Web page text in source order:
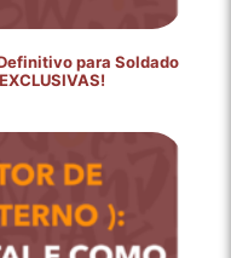
para Soldado